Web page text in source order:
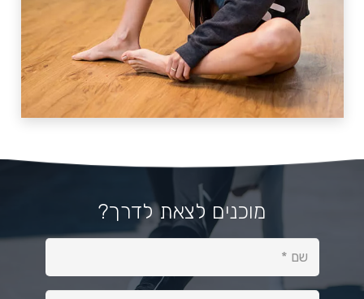
מוכנים לצאת לדרך?